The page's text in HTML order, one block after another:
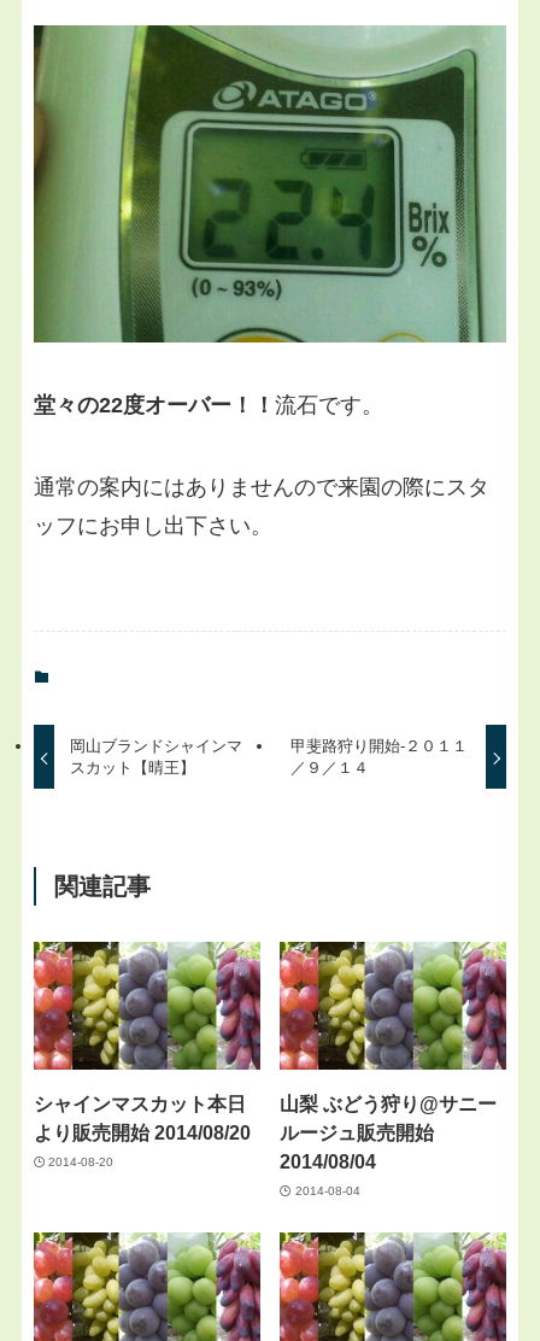
堂々の22度オーバー！！ 流石です。
通常の案内にはありませんので来園の際にスタ
ッフにお申し出下さい。
岡山ブランドシャインマ
スカット【晴王】
甲斐路狩り開始-２０１１
／９／１４
関連記事
シャインマスカット本日
より販売開始 2014/08/20
2014-08-20
山梨 ぶどう狩り@サニー
ルージュ販売開始
2014/08/04
2014-08-04